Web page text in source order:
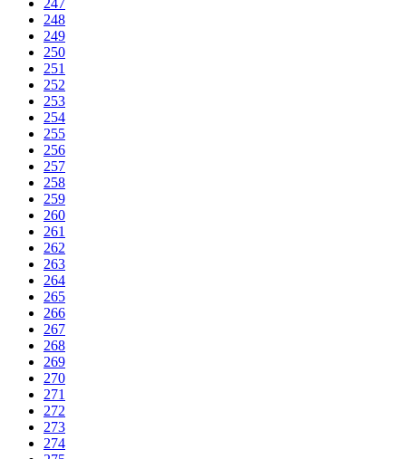
248
249
250
251
252
253
254
255
256
257
258
259
260
261
262
263
264
265
266
267
268
269
270
271
272
273
274